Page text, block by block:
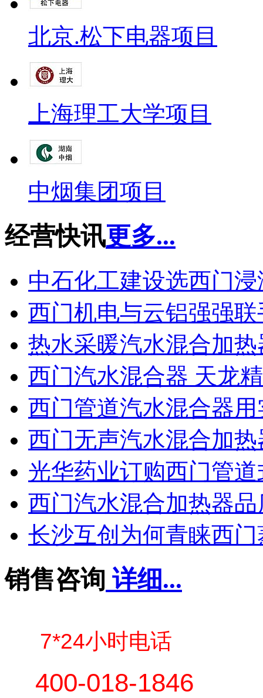
北京.松下电器项目
上海理工大学项目
中烟集团项目
经营快讯更多...
中石化工建设选西门
西门机电与云铝强强联
热水采暖汽水混合加
西门汽水混合器 天龙
西门管道汽水混合器
西门无声汽水混合加
光华药业订购西门管
西门汽水混合加热器
长沙互创为何青睐西
销售咨询 详细...
7*24小时电话
400-018-1846